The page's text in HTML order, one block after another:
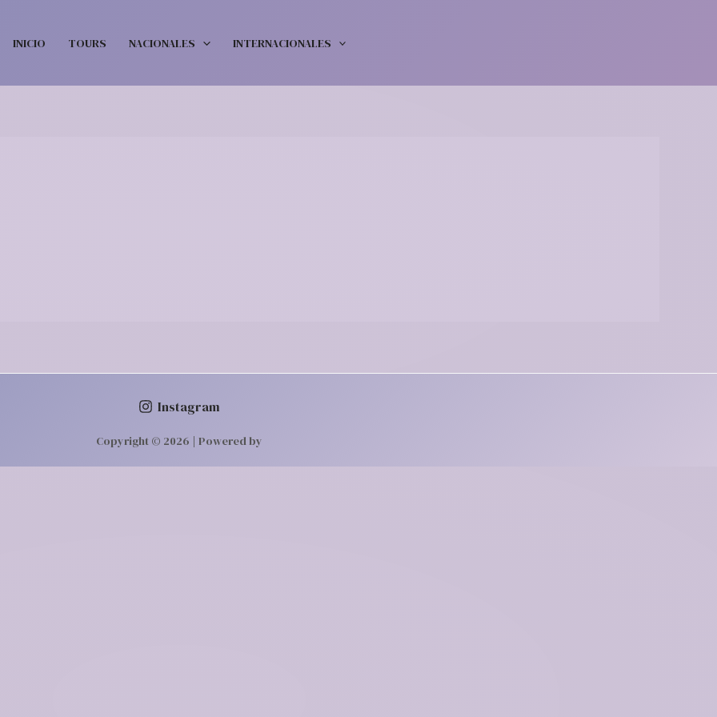
INICIO TOURS NACIONALES INTERNACIONALES
Instagram
Copyright © 2026 | Powered by